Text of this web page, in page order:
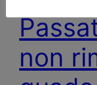
non